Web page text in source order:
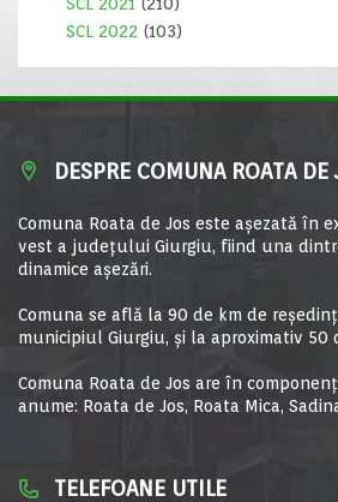
SCL 2022 (103)
DESPRE COMUNA ROATA DE
Comuna Roata de Jos este aşezată în
vest a judeţului Giurgiu, fiind una
dinamice aşezări.
Comuna se află la 90 de km de
municipiul Giurgiu, şi la aproximativ 50
Comuna Roata de Jos are în
anume: Roata de Jos, Roata Mica,
TELEFOANE UTILE